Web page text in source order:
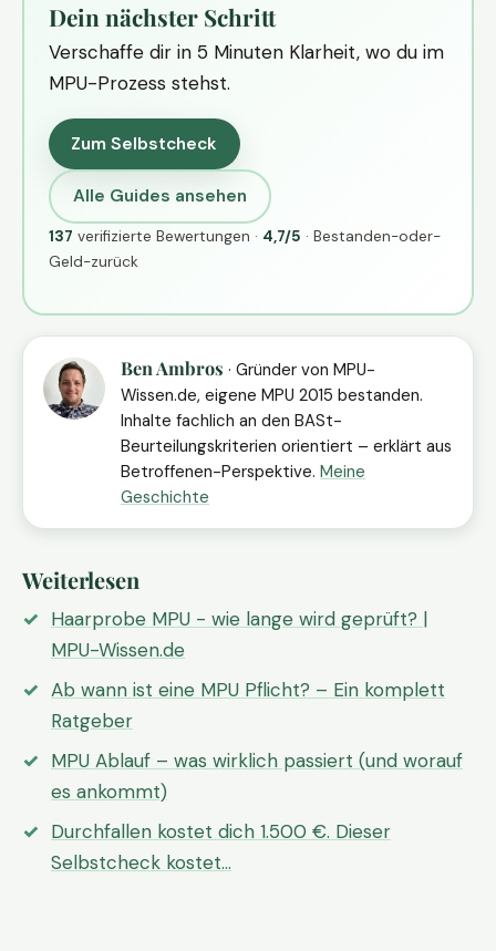
Dein nächster Schritt
Verschaffe dir in 5 Minuten Klarheit, wo du im
MPU-Prozess stehst.
Zum Selbstcheck
Alle Guides ansehen
137 verifizierte Bewertungen · 4,7/5 · Bestanden-oder-
Geld-zurück
Ben Ambros · Gründer von MPU-
Wissen.de, eigene MPU 2015 bestanden.
Inhalte fachlich an den BASt-
Beurteilungskriterien orientiert – erklärt aus
Betroffenen-Perspektive. Meine
Geschichte
Weiterlesen
Haarprobe MPU - wie lange wird geprüft? |
MPU-Wissen.de
Ab wann ist eine MPU Pflicht? – Ein komplett
Ratgeber
MPU Ablauf – was wirklich passiert (und worauf
es ankommt)
Durchfallen kostet dich 1.500 €. Dieser
Selbstcheck kostet…